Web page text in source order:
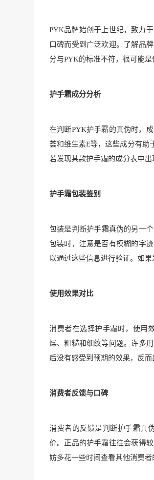
PYK品牌始创于上世纪，致力
口碑而受到广泛欢迎。了解品
分与PYK的标准不符，很可能是
护手霜成分分析
在判断PYK护手霜的真伪时，
荟和维生素E等，这些成分有助
若发现某款护手霜的成分表中
护手霜包装鉴别
包装是判断护手霜真伪的另一
包装时，注意是否有模糊的字
以通过这些信息进行验证。如
使用效果对比
消费者在选择护手霜时，使用
燥、粗糙和细纹等问题。许多
后没有感受到预期的效果，反
消费者反馈与口碑
消费者的反馈是判断护手霜真
价。正品的护手霜往往会获得
妨多花一些时间查看其他消费者